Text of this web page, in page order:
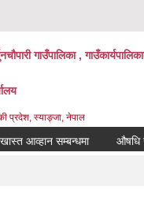
गाउँपालिका ,
प्रदेश, स्याङ्जा, नेपाल
सम्बन्धमा औषधि